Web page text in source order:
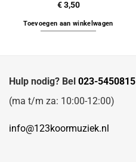
€3,50
Toevoegen aan winkelwagen
Hulp nodig? Bel 023-5450815
(ma t/m za: 10:00-12:00)
info@123koormuziek.nl